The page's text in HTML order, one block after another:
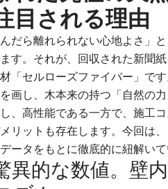
目される理由
だら離れられない心地よさ」
す。それが、回収された新聞
「セルローズファイバー」で
画し、木本来の持つ「自然の
、高性能である一方で、施工
リットも存在します。今回は
ータをもとに徹底的に紐解いて
異的な数値。壁